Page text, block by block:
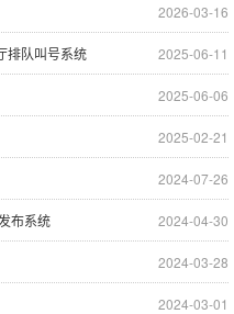
2026-03-16
2025-06-11
排队叫号系统
2025-06-06
2025-02-21
2024-07-26
2024-04-30
布系统
2024-03-28
2024-03-01